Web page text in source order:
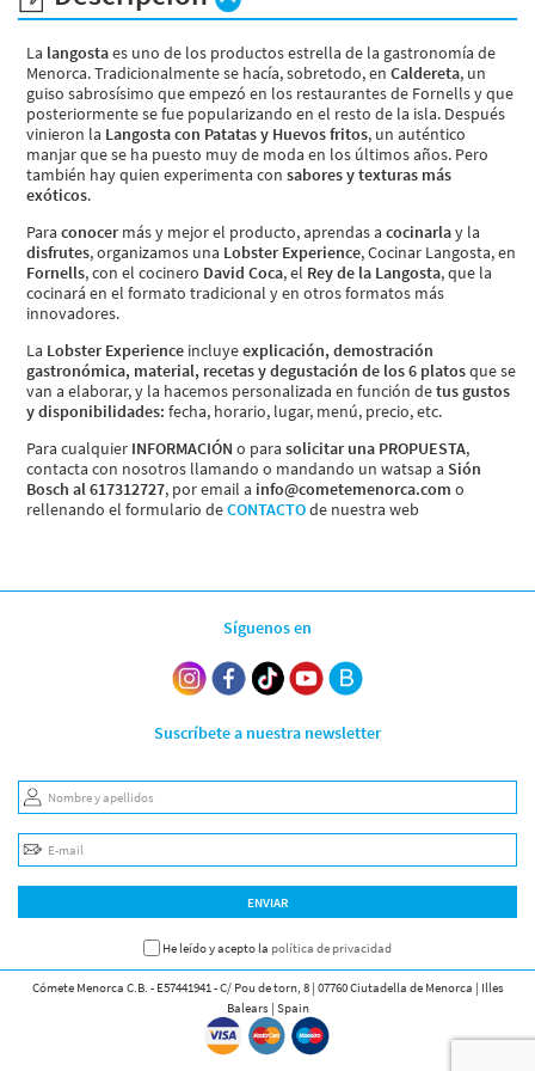
Servicios y tarifas
Blog
Contacto
Información legal
Términos y condiciones
Pago seguro
Avisos legales
Privacidad y cookies
Mapa de la web
Desarrollado porBinary Menorca
La langostaes uno de los productos estrella de la gastronomía de
Menorca. Tradicionalmente se hacía, sobretodo, en Caldereta, un
guiso sabrosísimo que empezó en los restaurantes de Fornells y que
posteriormente se fue popularizando en el resto de la isla. Después
vinieron la Langosta con Patatas y Huevos fritos, un auténtico
manjar que se ha puesto muy de moda en los últimos años. Pero
también hay quien experimenta con sabores y texturas más
exóticos.
Para conocermás y mejor el producto, aprendas a cocinarlay la
disfrutes, organizamos una Lobster Experience, Cocinar Langosta, en
Fornells, con el cocinero David Coca, el Rey de la Langosta, que la
cocinará en el formato tradicional y en otros formatos más
innovadores.
La Lobster Experience incluyeexplicación, demostración
gastronómica, material, recetas y degustación de los 6 platosque se
van a elaborar, y la hacemos personalizada en función detus gustos
y disponibilidades: fecha, horario, lugar, menú, precio, etc.
Para cualquier INFORMACIÓN o para solicitar una PROPUESTA,
contacta con nosotros llamando o mandando un watsap a Sión
Bosch al 617312727, por email a info@cometemenorca.com o
rellenando el formulario deCONTACTOde nuestra web​
Síguenos en
Suscríbete a nuestra newsletter
Nombre y apellidos
E-mail
ENVIAR
He leído y acepto la política de privacidad
Cómete Menorca C.B. - E57441941 - C/ Pou de torn, 8 | 07760 Ciutadella de Menorca | Illes
Balears | Spain